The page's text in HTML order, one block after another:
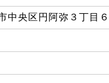
中央区円阿弥３丁目